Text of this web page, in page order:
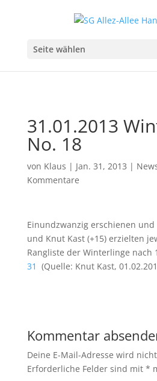
Seite wählen
31.01.2013
No. 18
von Klaus | Jan. 31, 2013 |
Kommentare
Einundzwanzig erschienen
und Knut Kast (+15) erzielten
Rangliste der Winterlinge nach
31 (Quelle: Knut Kast,
Kommentar
Deine E-Mail-Adresse wird
Erforderliche Felder sind mit *